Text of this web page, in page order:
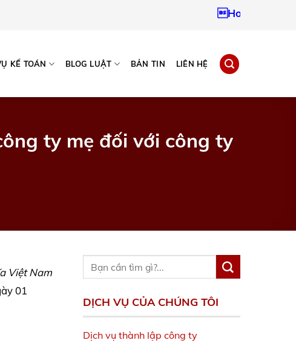
Hotline:
KẾ TOÁN BLOG LUẬT BẢN TIN LIÊN HỆ
ty mẹ đối với công ty
Việt Nam
01
DỊCH VỤ CỦA CHÚNG TÔI
Dịch vụ thành lập công ty